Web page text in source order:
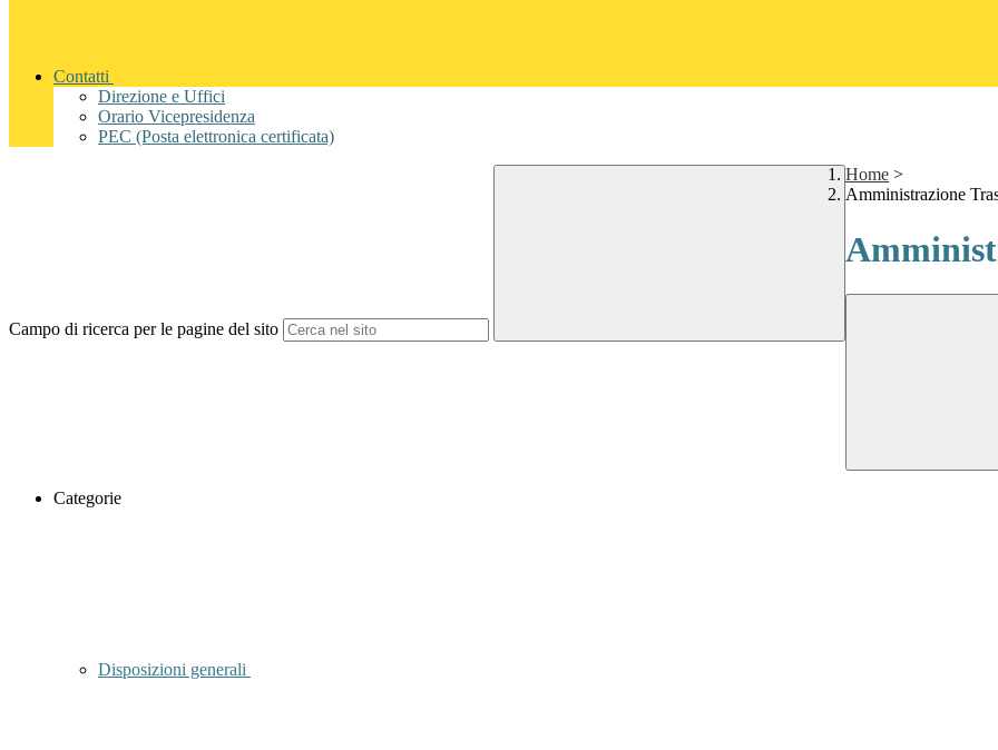
Contatti
Direzione e Uffici
Orario Vicepresidenza
PEC (Posta elettronica certificata)
Campo di ricerca per le pagine del sito
Home >
Amministrazione
Categorie
Disposizioni generali